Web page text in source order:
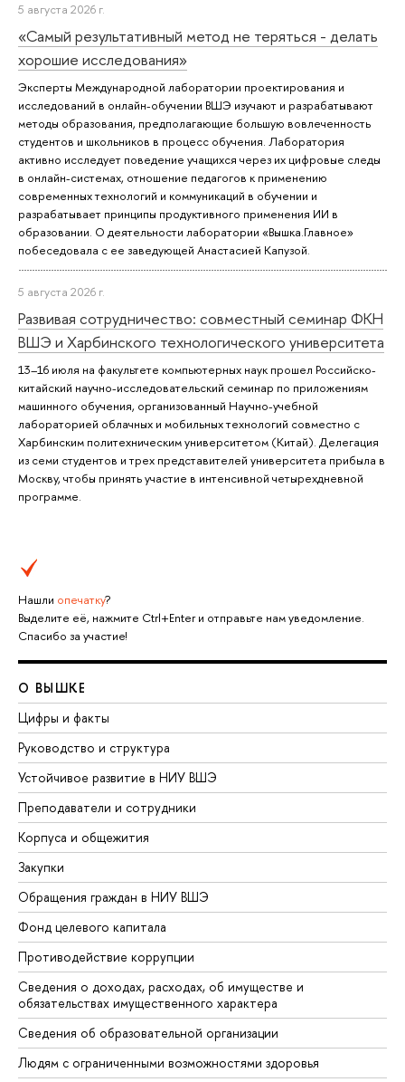
5 августа 2026 г.
«Самый результативный метод не теряться - делать
хорошие исследования»
Эксперты Международной лаборатории проектирования и
исследований в онлайн-обучении ВШЭ изучают и разрабатывают
методы образования, предполагающие большую вовлеченность
студентов и школьников в процесс обучения. Лаборатория
активно исследует поведение учащихся через их цифровые следы
в онлайн-системах, отношение педагогов к применению
современных технологий и коммуникаций в обучении и
разрабатывает принципы продуктивного применения ИИ в
образовании. О деятельности лаборатории «Вышка.Главное»
побеседовала с ее заведующей Анастасией Капузой.
5 августа 2026 г.
Развивая сотрудничество: совместный семинар ФКН
ВШЭ и Харбинского технологического университета
13–16 июля на факультете компьютерных наук прошел Российско-
китайский научно-исследовательский семинар по приложениям
машинного обучения, организованный Научно-учебной
лабораторией облачных и мобильных технологий совместно с
Харбинским политехническим университетом (Китай). Делегация
из семи студентов и трех представителей университета прибыла в
Москву, чтобы принять участие в интенсивной четырехдневной
программе.
Нашли опечатку?
Выделите её, нажмите Ctrl+Enter и отправьте нам уведомление.
Спасибо за участие!
О ВЫШКЕ
Цифры и факты
Руководство и структура
Устойчивое развитие в НИУ ВШЭ
Преподаватели и сотрудники
Корпуса и общежития
Закупки
Обращения граждан в НИУ ВШЭ
Фонд целевого капитала
Противодействие коррупции
Сведения о доходах, расходах, об имуществе и
обязательствах имущественного характера
Сведения об образовательной организации
Людям с ограниченными возможностями здоровья